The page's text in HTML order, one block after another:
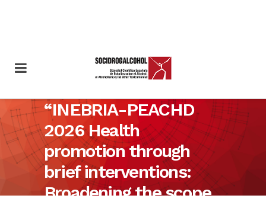
“INEBRIA-PEACHD
2026 Health
promotion through
brief interventions:
Broadening the scope